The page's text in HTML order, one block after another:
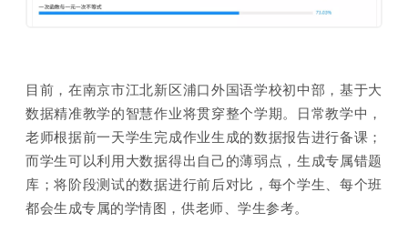
目前，在南京市江北新区浦口外国语学校初中部，基于大
数据精准教学的智慧作业将贯穿整个学期。日常教学中，
老师根据前一天学生完成作业生成的数据报告进行备课；
而学生可以利用大数据得出自己的薄弱点，生成专属错题
库；将阶段测试的数据进行前后对比，每个学生、每个班
都会生成专属的学情图，供老师、学生参考。